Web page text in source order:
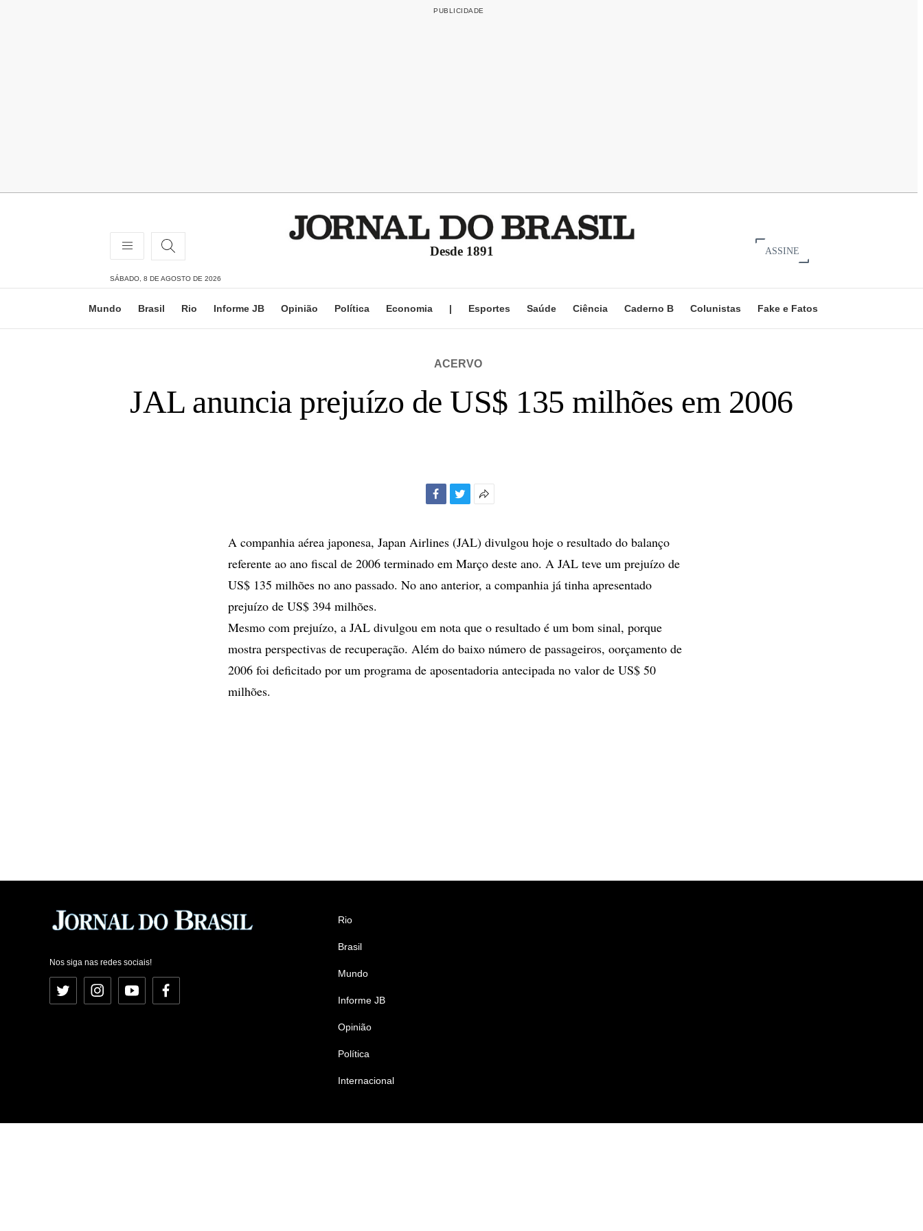
Desde 1891 ASSINE
SÁBADO, 8 DE AGOSTO DE 2026
Mundo Brasil Rio Informe JB Opinião Política Economia | Esportes Saúde Ciência Caderno B Colunistas Fake e Fatos
ACERVO
JAL anuncia prejuízo de US$ 135 milhões em 2006
compartilhamento
A companhia aérea japonesa, Japan Airlines (JAL) divulgou hoje o resultado do balanço
referente ao ano fiscal de 2006 terminado em Março deste ano. A JAL teve um prejuízo de
US$ 135 milhões no ano passado. No ano anterior, a companhia já tinha apresentado
prejuízo de US$ 394 milhões.
Mesmo com prejuízo, a JAL divulgou em nota que o resultado é um bom sinal, porque
mostra perspectivas de recuperação. Além do baixo número de passageiros, oorçamento de
2006 foi deficitado por um programa de aposentadoria antecipada no valor de US$ 50
milhões.
Nos siga nas redes sociais!
Twitter InstagramYouTubeFacebook
Rio
Brasil
Mundo
Informe JB
Opinião
Política
Internacional